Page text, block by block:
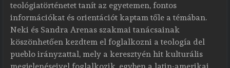
teológiatörténetet tanít az egyetemen, fontos
információkat és orientációt kaptam tőle a témában.
Neki és Sandra Arenas szakmai tanácsainak
köszönhetően kezdtem el foglalkozni a teología del
pueblo irányzattal, mely a keresztyén hit kulturális